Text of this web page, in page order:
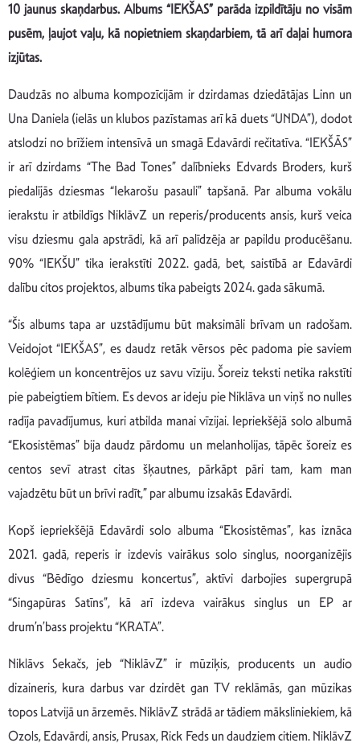
10 jaunus skaņdarbus. Albums “IEKŠAS” parāda izpildītāju no visām
pusēm, ļaujot vaļu, kā nopietniem skaņdarbiem, tā arī daļai humora
izjūtas.
Daudzās no albuma kompozīcijām ir dzirdamas dziedātājas Linn un
Una Daniela (ielās un klubos pazīstamas arī kā duets “UNDA”), dodot
atslodzi no brīžiem intensīvā un smagā Edavārdi rečitatīva. “IEKŠĀS”
ir arī dzirdams “The Bad Tones” dalībnieks Edvards Broders, kurš
piedalījās dziesmas “Iekarošu pasauli” tapšanā. Par albuma vokālu
ierakstu ir atbildīgs NiklāvZ un reperis/producents ansis, kurš veica
visu dziesmu gala apstrādi, kā arī palīdzēja ar papildu producēšanu.
90% “IEKŠU” tika ierakstīti 2022. gadā, bet, saistībā ar Edavārdi
dalību citos projektos, albums tika pabeigts 2024. gada sākumā.
“Šis albums tapa ar uzstādījumu būt maksimāli brīvam un radošam.
Veidojot “IEKŠAS”, es daudz retāk vērsos pēc padoma pie saviem
kolēģiem un koncentrējos uz savu vīziju. Šoreiz teksti netika rakstīti
pie pabeigtiem bītiem. Es devos ar ideju pie Niklāva un viņš no nulles
radīja pavadījumus, kuri atbilda manai vīzijai. Iepriekšējā solo albumā
“Ekosistēmas” bija daudz pārdomu un melanholijas, tāpēc šoreiz es
centos sevī atrast citas šķautnes, pārkāpt pāri tam, kam man
vajadzētu būt un brīvi radīt,” par albumu izsakās Edavārdi.
Kopš iepriekšējā Edavārdi solo albuma “Ekosistēmas”, kas iznāca
2021. gadā, reperis ir izdevis vairākus solo singlus, noorganizējis
divus “Bēdīgo dziesmu koncertus”, aktīvi darbojies supergrupā
“Singapūras Satīns”, kā arī izdeva vairākus singlus un EP ar
drum’n’bass projektu “KRATA”.
Niklāvs Sekačs, jeb “NiklāvZ” ir mūziķis, producents un audio
dizaineris, kura darbus var dzirdēt gan TV reklāmās, gan mūzikas
topos Latvijā un ārzemēs. NiklāvZ strādā ar tādiem māksliniekiem, kā
Ozols, Edavārdi, ansis, Prusax, Rick Feds un daudziem citiem. NiklāvZ